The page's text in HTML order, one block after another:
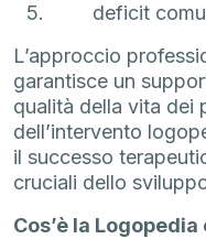
deficit
L’approccio
garantisce un
qualità della vita dei
dell’intervento
il successo
cruciali dello
Cos’è la